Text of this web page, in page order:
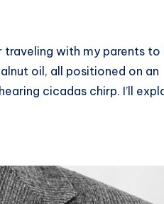
with my parents to
oil, all positioned on an
cicadas chirp. I’ll